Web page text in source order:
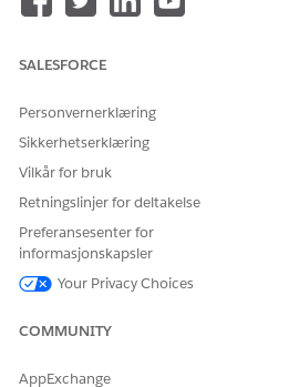
organisasjonen, for å få tilgang
360.
Kontroller at datasettet er
datamodellobjektene (DMO-ene)
Distribuere Analytics-datasettet for
pasientstøtteprogrammer
Opprett datastrømmer fra et
Salesforce-organisasjonen til
strømkildeobjekter.
SALESFORCE
Personvernerklæring
Sikkerhetserklæring
Vilkår for bruk
Retningslinjer for deltakelse
Preferansesenter for
informasjonskapsler
Your Privacy Choices
COMMUNITY
AppExchange